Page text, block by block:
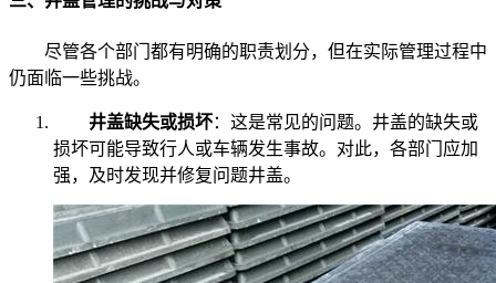
尽管各个部门都有明确的职责划分，但在实际管理过程中
仍面临一些挑战。
井盖缺失或损坏：这是常见的问题。井盖的缺失或
损坏可能导致行人或车辆发生事故。对此，各部门应加
强，及时发现并修复问题井盖。